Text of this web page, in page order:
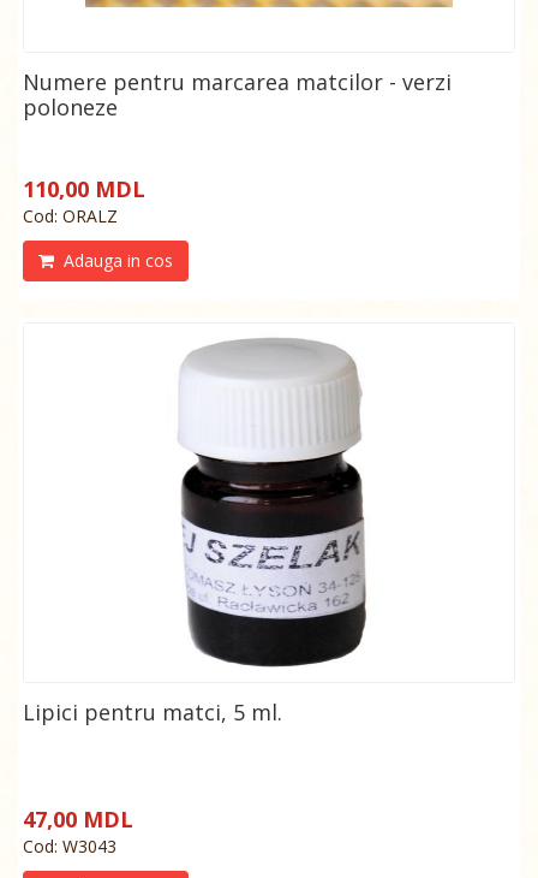
Numere pentru marcarea matcilor - verzi
poloneze
110,00 MDL
Cod: ORALZ
Adauga in cos
Lipici pentru matci, 5 ml.
47,00 MDL
Cod: W3043